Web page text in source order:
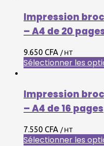
Impression
– A4 de 20
9.650 CFA / HT
Sélectionner les
Impression
– A4 de 16 pages
7.550 CFA / HT
Sélectionner les